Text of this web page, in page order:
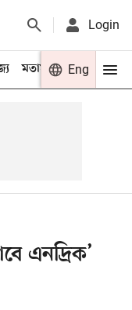
Login
মতামত খেলা
Eng
এনদ্রিক’